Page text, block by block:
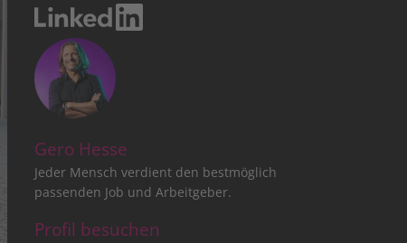
Gero Hesse
Jeder Mensch verdient den bestmöglich
passenden Job und Arbeitgeber.
Profil besuchen